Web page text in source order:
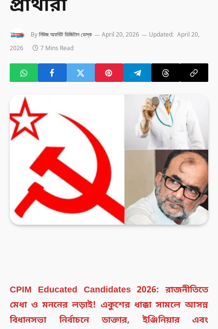
প্রার্থীরা
Byনিউজ অফবিট ডিজিটাল ডেস্ক April 20, 2026 Updated: April 20,
2026
7 Mins Read
CPIM Educated Candidates 2026: রাজনীতিতে
মেধা ও মননের লড়াই! একুশের ধাক্কা সামলে আসন্ন
বিধানসভা নির্বাচনে ডাক্তার, ইঞ্জিনিয়ার এবং